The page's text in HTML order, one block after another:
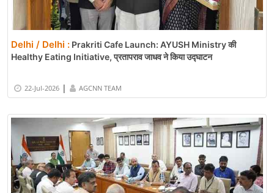
Delhi / Delhi : Prakriti Cafe Launch: AYUSH Ministry की
Healthy Eating Initiative, प्रतापराव जाधव ने किया उद्घाटन
22-Jul-2026 | AGCNN TEAM